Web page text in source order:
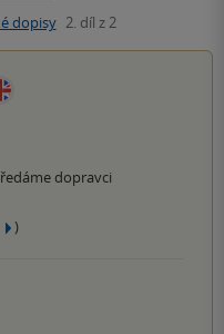
dopisy 2. díl z 2
dopravci
)